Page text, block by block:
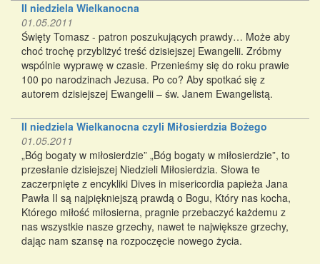
II niedziela Wielkanocna
01.05.2011
Święty Tomasz - patron poszukujących prawdy… Może aby
choć trochę przybliżyć treść dzisiejszej Ewangelii. Zróbmy
wspólnie wyprawę w czasie. Przenieśmy się do roku prawie
100 po narodzinach Jezusa. Po co? Aby spotkać się z
autorem dzisiejszej Ewangelii – św. Janem Ewangelistą.
II niedziela Wielkanocna czyli Miłosierdzia Bożego
01.05.2011
„Bóg bogaty w miłosierdzie” „Bóg bogaty w miłosierdzie”, to
przesłanie dzisiejszej Niedzieli Miłosierdzia. Słowa te
zaczerpnięte z encykliki Dives in misericordia papieża Jana
Pawła II są najpiękniejszą prawdą o Bogu, Który nas kocha,
Którego miłość miłosierna, pragnie przebaczyć każdemu z
nas wszystkie nasze grzechy, nawet te największe grzechy,
dając nam szansę na rozpoczęcie nowego życia.